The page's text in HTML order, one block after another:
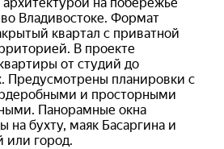
Владивостоке. Формат
квартал с приватной
В проекте
от студий до
Предусмотрены планировки с
и просторными
Панорамные окна
на бухту, маяк Басаргина и
или город.